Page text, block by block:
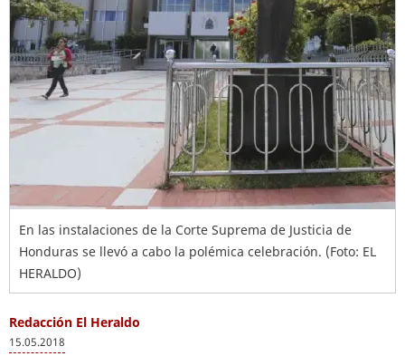
En las instalaciones de la Corte Suprema de Justicia de
Honduras se llevó a cabo la polémica celebración. (Foto: EL
HERALDO)
Redacción El Heraldo
15.05.2018